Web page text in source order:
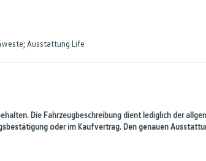
Ausstattung Life
Die Fahrzeugbeschreibung dient lediglich der
oder im Kaufvertrag. Den genauen